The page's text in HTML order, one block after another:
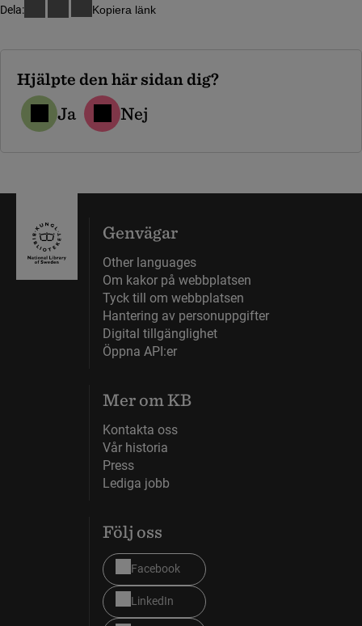
Dela: Kopiera länk
Hjälpte den här sidan dig?
Ja Nej
Genvägar
Other languages
Om kakor på webbplatsen
Tyck till om webbplatsen
Hantering av personuppgifter
Digital tillgänglighet
Öppna API:er
Mer om KB
Kontakta oss
Vår historia
Press
Lediga jobb
Följ oss
Facebook
LinkedIn